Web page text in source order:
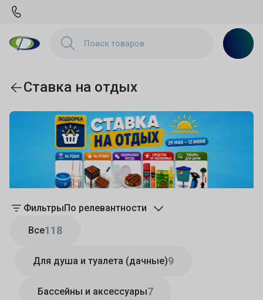
Ставка на отдых
ФильтрыПо релевантности
Все118
Для душа и туалета (дачные)9
Бассейны и аксессуары7